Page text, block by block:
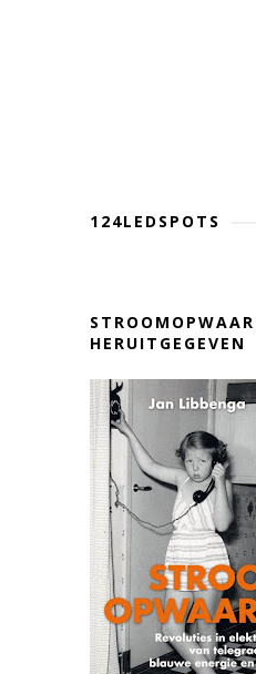
124LEDSPOTS
HERUITGEGEVEN